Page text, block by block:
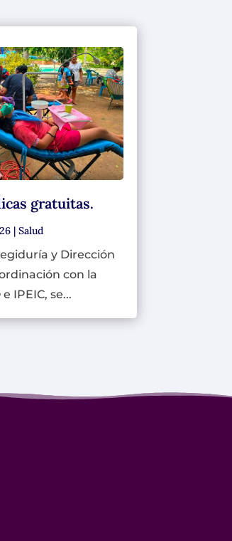
gratuitas.
| Salud
y Dirección
con la
e IPEIC, se...